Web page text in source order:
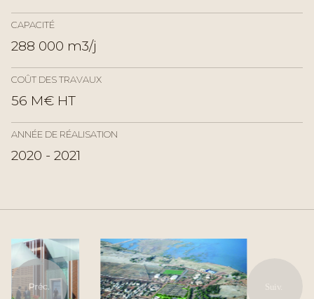
CAPACITÉ
288 000 m3/j
COÛT DES TRAVAUX
56 M€ HT
ANNÉE DE RÉALISATION
2020 - 2021